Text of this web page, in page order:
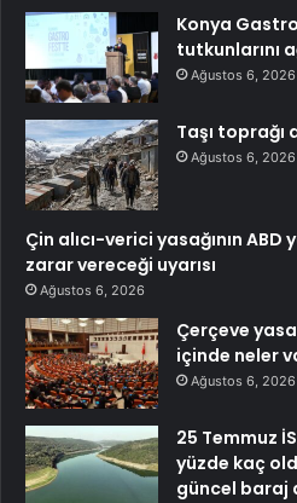
Konya
tutkunlarını
Ağustos 6, 2026
Taşı toprağı
Ağustos 6, 2026
Çin alıcı-verici yasağının
zarar vereceği uyarısı
Ağustos 6, 2026
Çerçeve
içinde neler
Ağustos 6, 2026
25 Temmuz
yüzde kaç
güncel baraj